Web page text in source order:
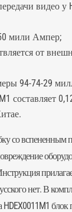
видео у
мили Ампер;
от
94-74-29
составляет
со вспененным
нет. В
блок